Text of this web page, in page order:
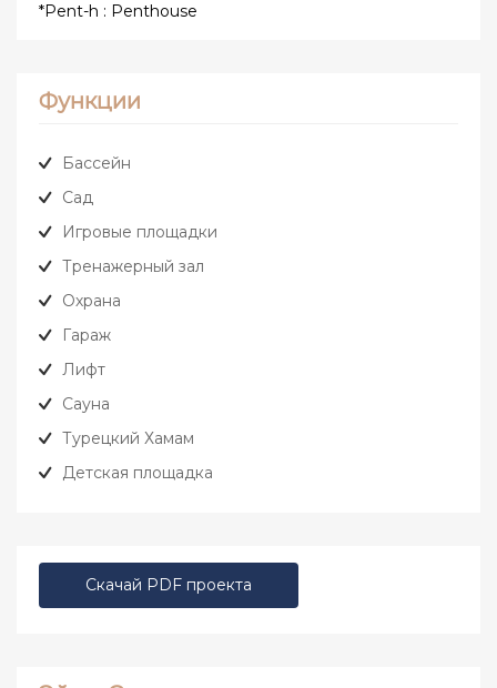
*Pent-h : Penthouse
Функции
Бассейн
Сад
Игровые площадки
Тренажерный зал
Охрана
Гараж
Лифт
Сауна
Турецкий Хамам
Детская площадка
Скачай PDF проекта